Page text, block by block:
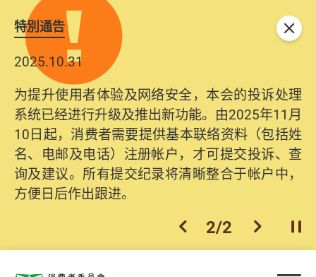
特別通告
2025.10.31
为提升使用者体验及网络安全，本会的投诉处理
系统已经进行升级及推出新功能。由2025年11月
10日起，消费者需要提供基本联络资料（包括姓
名、电邮及电话）注册帐户，才可提交投诉、查
询及建议。所有提交纪录将清晰整合于帐户中，
方便日后作出跟进。
上一个
2/2 下一个开
关闭